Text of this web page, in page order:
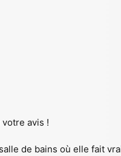
avis !
de bains où elle fait